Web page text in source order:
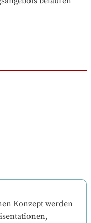
Konzept werden